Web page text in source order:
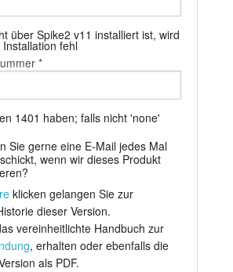
über Spike2 v11 installiert ist, wird
fehl
*
1401 haben; falls nicht 'none'
Sie gerne eine E-Mail jedes Mal
wenn wir dieses Produkt
klicken gelangen Sie zur
dieser Version.
vereinheitlichte Handbuch zur
, erhalten oder ebenfalls die
als PDF.